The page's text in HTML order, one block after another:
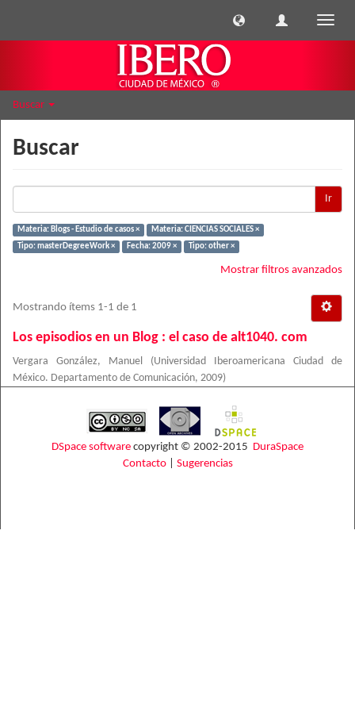
Buscar
Buscar
Ir
Materia: Blogs - Estudio de casos ×
Materia: CIENCIAS SOCIALES ×
Tipo: masterDegreeWork ×
Fecha: 2009 × Tipo: other ×
Mostrar filtros avanzados
Mostrando ítems 1-1 de 1
Los episodios en un Blog : el caso de alt1040. com
Vergara González, Manuel (Universidad Iberoamericana Ciudad de
México. Departamento de Comunicación, 2009)
DSpace software copyright © 2002-2015 DuraSpace
Contacto| Sugerencias